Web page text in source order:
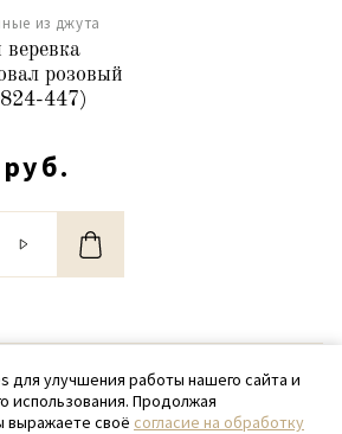
из джута
розовый
447)
2020 - 2026 SamPack
(918) 699-97-87
для улучшения работы нашего сайта и
использования. Продолжая
выражаете своё согласие на обработку